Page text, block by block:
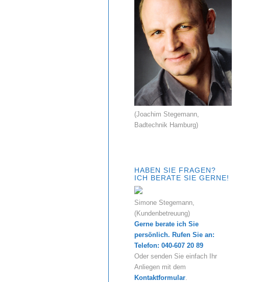
(Joachim Stegemann,
Badtechnik Hamburg)
HABEN SIE FRAGEN?
ICH BERATE SIE GERNE!
Simone Stegemann,
(Kundenbetreuung)
Gerne berate ich Sie
persönlich. Rufen Sie an:
Telefon: 040-607 20 89
Oder senden Sie einfach Ihr
Anliegen mit dem
Kontaktformular